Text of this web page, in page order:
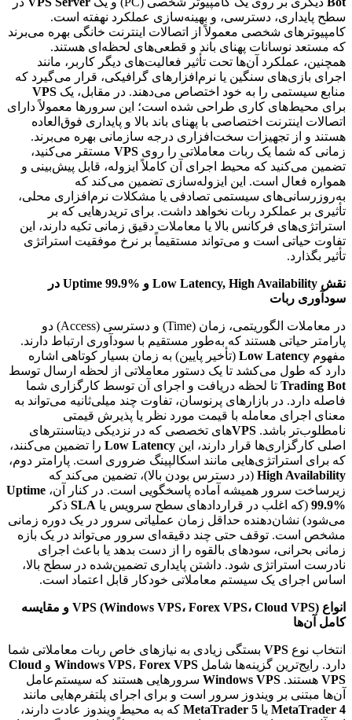
سطح پایداری، دسترسی، و بهینه‌سازی عملکرد نهفته است.
کامپیوترهای شخصی معمولاً از اتصالات اینترنت خانگی بهره می‌برند
که مستعد نوسانات پهنای باند و قطعی‌های لحظه‌ای هستند.
همچنین، عملکرد آن‌ها تحت تأثیر فعالیت‌های دیگر کاربر، مانند
اجرای بازی‌های سنگین یا نرم‌افزارهای گرافیکی، قرار می‌گیرد که
منابع سیستمی را به خود اختصاص می‌دهند. در مقابل، یک VPS
برای محیط‌های کاری طراحی شده است؛ این سرورها معمولاً دارای
اتصالات اینترنت اختصاصی با پهنای باند بالا و پایداری فوق‌العاده
هستند و از تجهیزات سخت‌افزاری درجه سازمانی بهره می‌برند.
زمانی که شما یک ربات معاملاتی را روی VPS مستقر می‌کنید،
تضمین می‌کنید که محیط اجرای آن کاملاً ایزوله، قابل پیش‌بینی و
همواره فعال است. این ایزوله‌سازی تضمین می‌کند که
به‌روزرسانی‌های سیستمی تصادفی یا مشکلات نرم‌افزاری محلی،
تأثیری بر عملکرد ربات نخواهد داشت. برای تریدرهایی که بر
استراتژی‌های فرکانس بالا یا معاملات دقیق زمانی تکیه دارند، این
تفاوت حیاتی است و می‌تواند مستقیماً بر نرخ موفقیت استراتژی
تأثیر بگذارد.
نقش Low Latency, High Availability و Uptime 99.9% در
سودآوری ربات
در معاملات الگوریتمی، زمان (Time) و دسترسی (Access) دو
پارامتر حیاتی هستند که به‌طور مستقیم با سودآوری ارتباط دارند.
مفهوم Low Latency (تأخیر پایین) به زمان بسیار کوتاهی اشاره
دارد که طول می‌کشد تا یک دستور معاملاتی از لحظه ارسال توسط
Trading Bot تا لحظه دریافت و اجرای آن توسط کارگزاری شما
فاصله دارد. در بازارهای پرنوسان، تفاوت چند میلی‌ثانیه می‌تواند به
معنای اجرای معامله با قیمت مورد نظر یا پذیرش قیمتی
نامطلوب‌تر باشد. VPSهای تخصصی که در نزدیکی دیتاسنترهای
اصلی کارگزاری‌ها قرار دارند، این Low Latency را تضمین می‌کنند،
که برای استراتژی‌هایی مانند اسکالپینگ ضروری است. پارامتر دوم،
High Availability (در دسترس بودن بالا)، تضمین می‌کند که
زیرساخت سرور همیشه آماده پاسخگویی است. در کنار آن، Uptime
99.9% (که اغلب در قراردادهای سطح سرویس یا SLA ذکر
می‌شود) نشان‌دهنده حداقل زمان عملیاتی سرور در یک دوره زمانی
مشخص است. توقف حتی چند دقیقه‌ای سرور می‌تواند در یک بازه
زمانی بحرانی، سودهای بالقوه را از دست بدهد یا باعث اجرای
نادرست استراتژی شود. داشتن پایداری تضمین‌شده در سطح بالا،
اساس اجرای یک سیستم معاملاتی خودکار قابل اعتماد است.
انواع VPS (Windows VPS، Forex VPS، Cloud VPS) و مقایسه
کامل آن‌ها
انتخاب نوع VPS بستگی زیادی به نیازهای خاص ربات معاملاتی شما
دارد. رایج‌ترین گزینه‌ها شامل
Windows VPS، Forex VPS و Cloud
VPS هستند. Windows VPS سرورهایی هستند که سیستم‌عامل
آن‌ها مبتنی بر ویندوز سرور است و برای اجرای پلتفرم‌هایی مانند
MetaTrader 4 یا MetaTrader 5 که به محیط ویندوز عادت دارند،